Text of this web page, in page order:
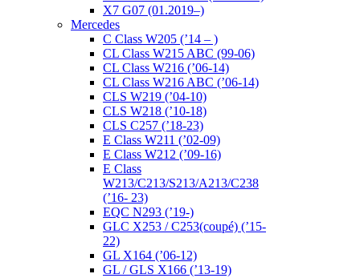
X7 G07 (01.2019–)
Mercedes
C Class W205 (’14 – )
CL Class W215 ABC (99-06)
CL Class W216 (’06-14)
CL Class W216 ABC (’06-14)
CLS W219 (’04-10)
CLS W218 (’10-18)
CLS C257 (’18-23)
E Class W211 (’02-09)
E Class W212 (’09-16)
E Class
W213/C213/S213/A213/C238
(’16- 23)
EQC N293 (’19-)
GLC X253 / C253(coupé) (’15-
22)
GL X164 (’06-12)
GL / GLS X166 (’13-19)